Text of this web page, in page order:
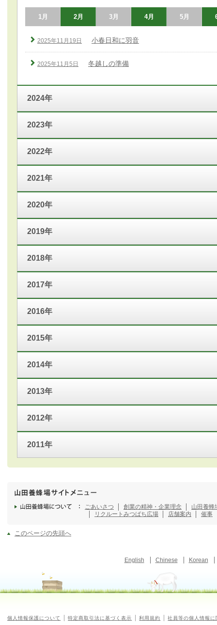
1月 2月 3月 4月 5月
2025年11月19日 小春日和に羽音
2025年11月5日 冬越しの準備
2024年
2023年
2022年
2021年
2020年
2019年
2018年
2017年
2016年
2015年
2014年
2013年
2012年
2011年
ごあいさつ 創業の精神・企業理念
山田養蜂
リクルート みつばち広場 店舗案内 催事
このページの先頭へ
English Chinese Korean
個人情報保護について 特定商取引法に基づく表示 利用規約 社員等の個人情報